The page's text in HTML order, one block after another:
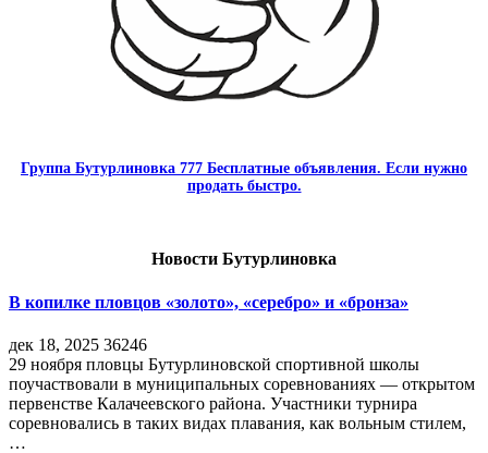
Группа Бутурлиновка 777 Бесплатные объявления. Если нужно
продать быстро.
Новости Бутурлиновка
В копилке пловцов «золото», «серебро» и «бронза»
дек 18, 2025 36246
29 ноября пловцы Бутурлиновской спортивной школы
поучаствовали в муниципальных соревнованиях — открытом
первенстве Калачеевского района. Участники турнира
соревновались в таких видах плавания, как вольным стилем,
…